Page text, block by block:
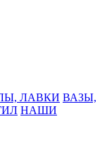
ЛАВКИ ВАЗЫ,
НАШИ